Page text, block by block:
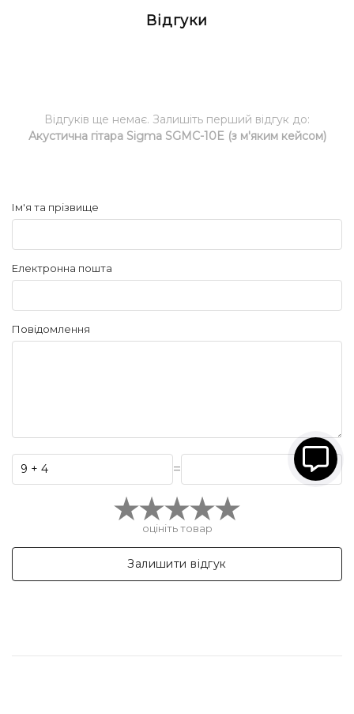
Відгуки
Відгуків ще немає. Залишіть перший відгук до:
Акустична гітара Sigma SGMC-10E (з м'яким кейсом)
Ім'я та прізвище
Електронна пошта
Повідомлення
=
оцініть товар
Залишити відгук